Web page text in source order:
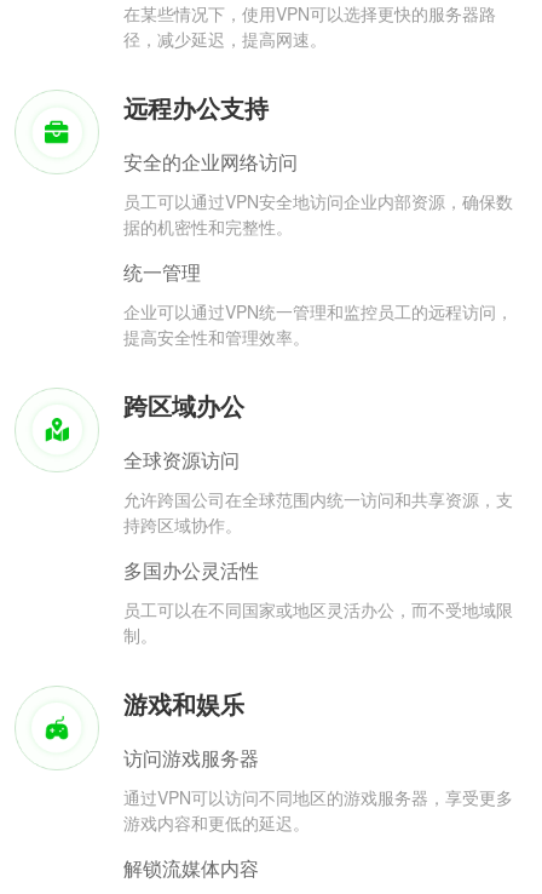
在某些情况下，使用VPN可以选择更快的服务器路
径，减少延迟，提高网速。
远程办公支持
安全的企业网络访问
员工可以通过VPN安全地访问企业内部资源，确保数
据的机密性和完整性。
统一管理
企业可以通过VPN统一管理和监控员工的远程访问，
提高安全性和管理效率。
跨区域办公
全球资源访问
允许跨国公司在全球范围内统一访问和共享资源，支
持跨区域协作。
多国办公灵活性
员工可以在不同国家或地区灵活办公，而不受地域限
制。
游戏和娱乐
访问游戏服务器
通过VPN可以访问不同地区的游戏服务器，享受更多
游戏内容和更低的延迟。
解锁流媒体内容